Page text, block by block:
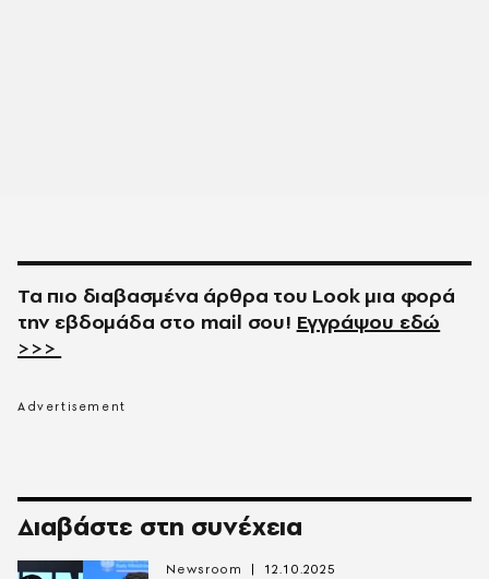
Τα πιο διαβασμένα άρθρα του Look μια φορά
την εβδομάδα στο mail σου! Εγγράψου εδώ
>>>
Διαβάστε στη συνέχεια
Newsroom 12.10.2025